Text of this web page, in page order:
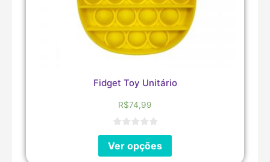
Fidget Toy Unitário
R$74,99
Ver opções